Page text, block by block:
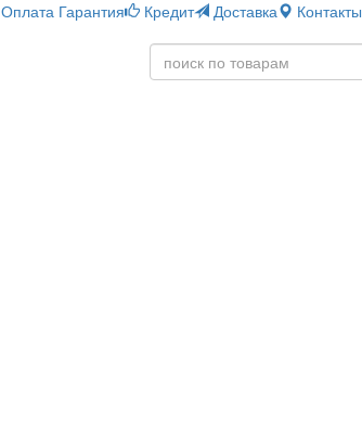
Оплата Гарантия Кредит Доставка
Контакты